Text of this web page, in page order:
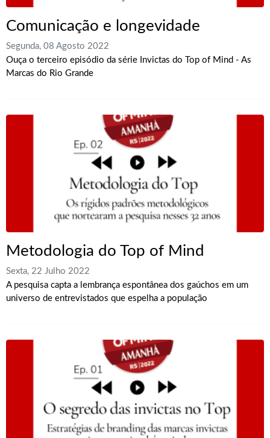
Comunicação e longevidade
Segunda, 08 Agosto 2022
Ouça o terceiro episódio da série Invictas do Top of Mind - As
Marcas do Rio Grande
Metodologia do Top of Mind
Sexta, 22 Julho 2022
A pesquisa capta a lembrança espontânea dos gaúchos em um
universo de entrevistados que espelha a população